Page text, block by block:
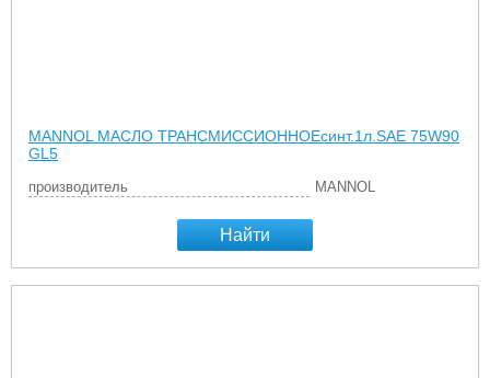
MANNOL МАСЛО ТРАНСМИССИОННОЕсинт.1л.SAE 75W90
GL5
производитель MANNOL
Найти